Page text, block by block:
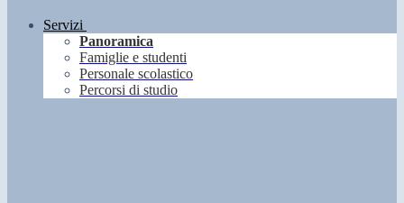
Servizi
Panoramica
Famiglie e studenti
Personale scolastico
Percorsi di studio